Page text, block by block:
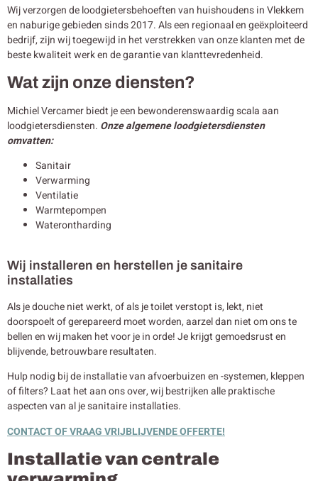
Wij verzorgen de loodgietersbehoeften van huishoudens in Vlekkem
en naburige gebieden sinds 2017. Als een regionaal en geëxploiteerd
bedrijf, zijn wij toegewijd in het verstrekken van onze klanten met de
beste kwaliteit werk en de garantie van klanttevredenheid.
Wat zijn onze diensten?
Michiel Vercamer biedt je een bewonderenswaardig scala aan
loodgietersdiensten. Onze algemene loodgietersdiensten
omvatten:
Sanitair
Verwarming
Ventilatie
Warmtepompen
Waterontharding
Wij installeren en herstellen je sanitaire
installaties
Als je douche niet werkt, of als je toilet verstopt is, lekt, niet
doorspoelt of gerepareerd moet worden, aarzel dan niet om ons te
bellen en wij maken het voor je in orde! Je krijgt gemoedsrust en
blijvende, betrouwbare resultaten.
Hulp nodig bij de installatie van afvoerbuizen en -systemen, kleppen
of filters? Laat het aan ons over, wij bestrijken alle praktische
aspecten van al je sanitaire installaties.
CONTACT OF VRAAG VRIJBLIJVENDE OFFERTE!
Installatie van centrale